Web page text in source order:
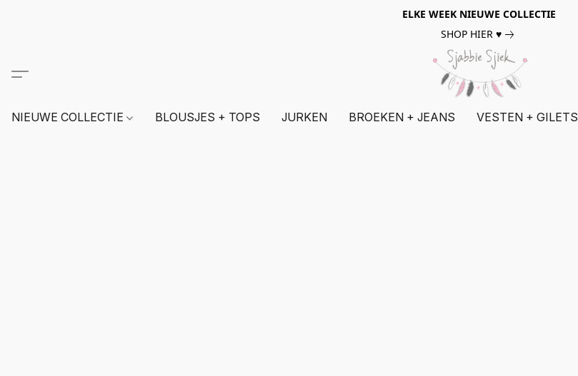
ELKE WEEK NIEUWE COLLECTIE
SHOP HIER ♥
NIEUWE COLLECTIE BLOUSJES + TOPS JURKEN BROEKEN + JEANS VESTEN + GILETS